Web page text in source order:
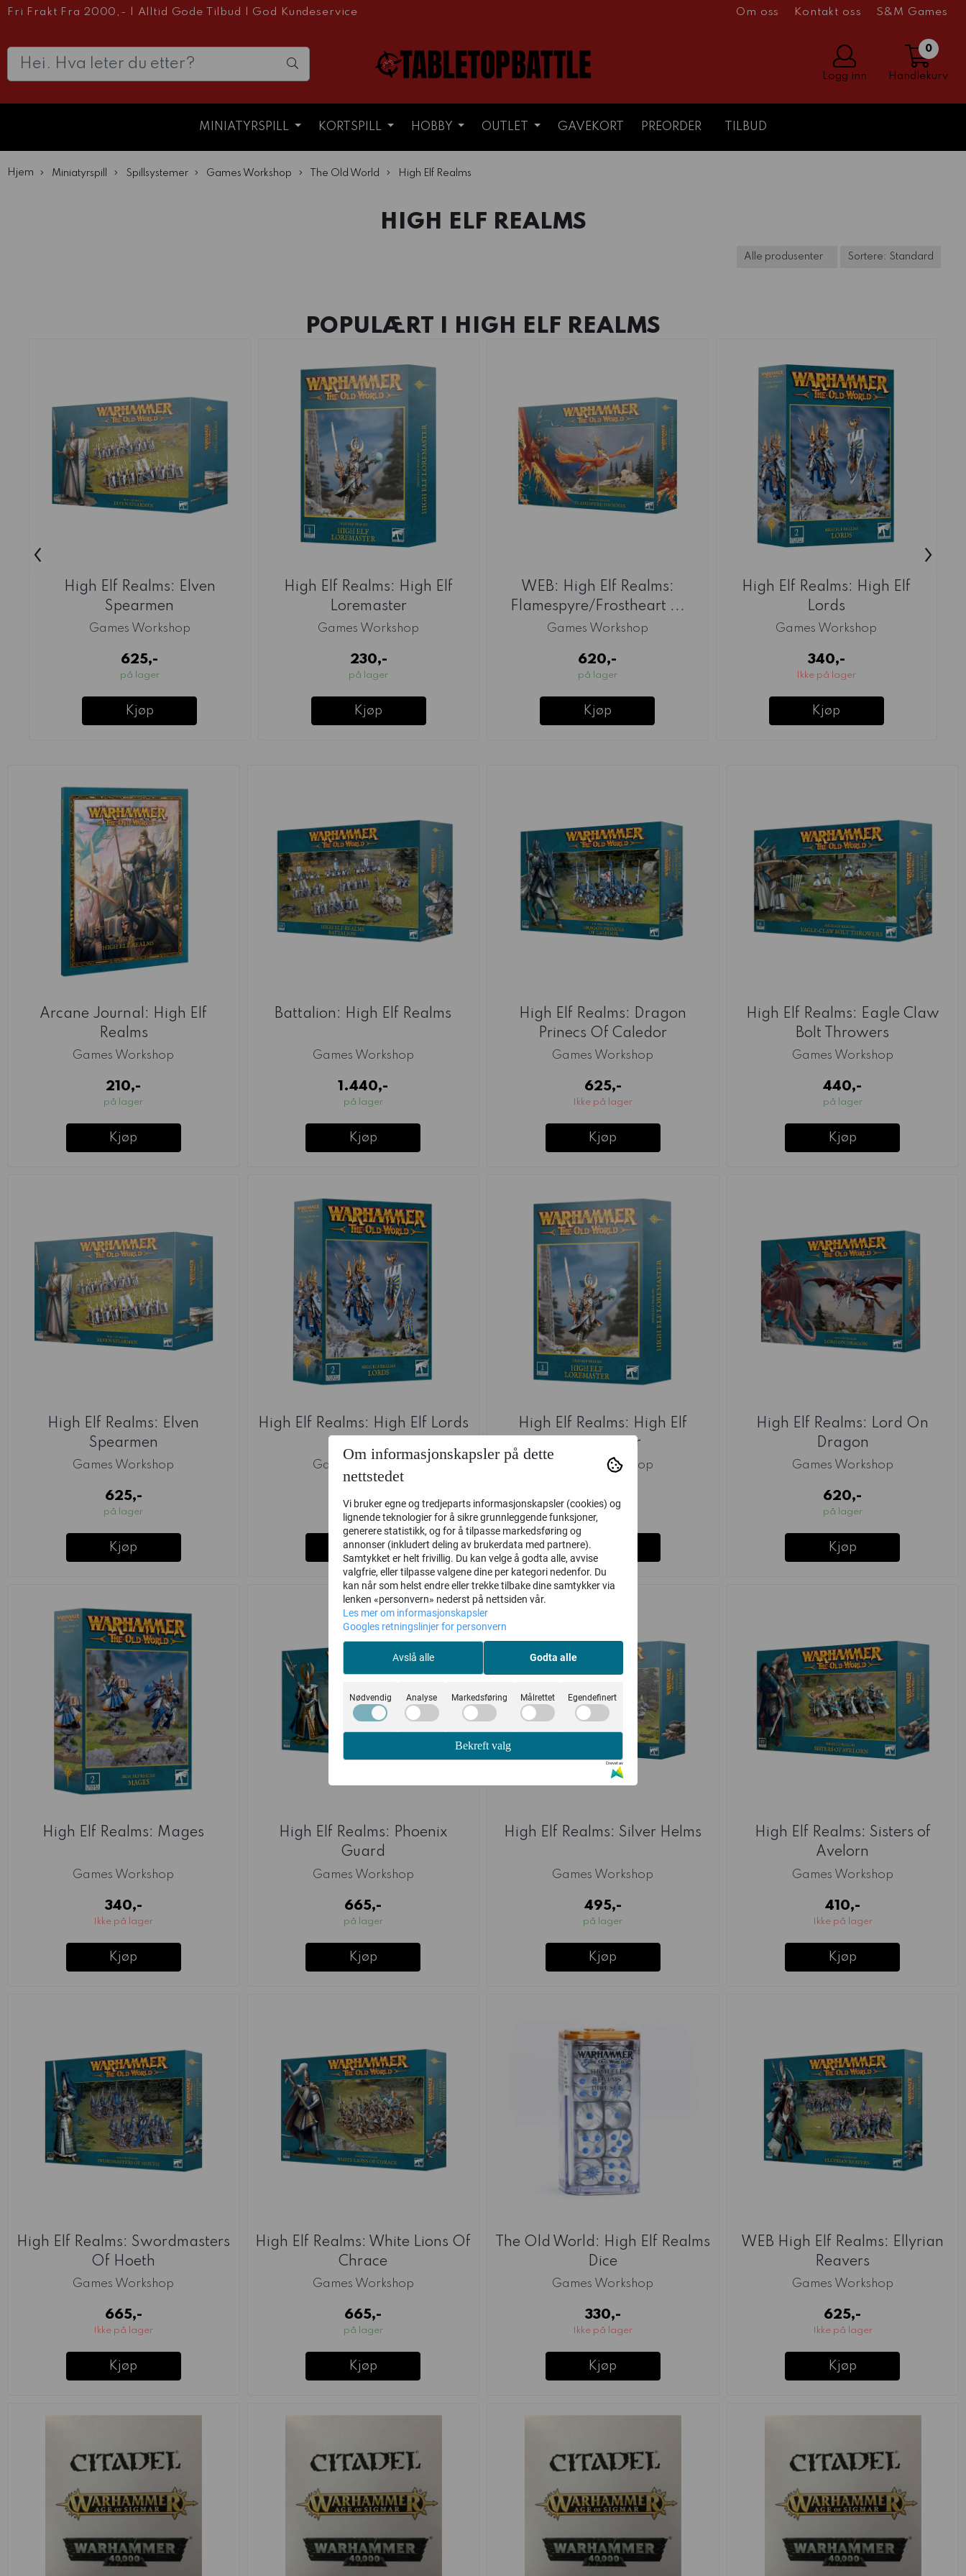
Fri Frakt Fra 2000,- Alltid Gode Tilbud God Kundeservice Om oss Kontakt oss S&M Games
Logg inn
0
Handlekurv
MINIATYRSPILL KORTSPILL HOBBY OUTLET GAVEKORT PREORDER TILBUD
Hjem Miniatyrspill Spillsystemer Games Workshop The Old World High Elf Realms
HIGH ELF REALMS
POPULÆRT I HIGH ELF REALMS
High Elf Realms: Elven
Spearmen
Games Workshop
625,-
på lager
Kjøp
High Elf Realms: High Elf
Loremaster
Games Workshop
230,-
på lager
Kjøp
WEB: High Elf Realms:
Flamespyre/Frostheart ...
Games Workshop
620,-
på lager
Kjøp
High Elf Realms: High Elf
Lords
Games Workshop
340,-
Ikke på lager
Kjøp
‹ ›
Arcane Journal: High Elf
Realms
Games Workshop
210,-
på lager
Kjøp
Battalion: High Elf Realms
Games Workshop
1.440,-
på lager
Kjøp
High Elf Realms: Dragon
Prinecs Of Caledor
Games Workshop
625,-
Ikke på lager
Kjøp
High Elf Realms: Eagle Claw
Bolt Throwers
Games Workshop
440,-
på lager
Kjøp
High Elf Realms: Elven
Spearmen
Games Workshop
625,-
på lager
Kjøp
High Elf Realms: High Elf Lords
Games Workshop
340,-
Ikke på lager
Kjøp
High Elf Realms: High Elf
Loremaster
Games Workshop
230,-
på lager
Kjøp
High Elf Realms: Lord On
Dragon
Games Workshop
620,-
på lager
Kjøp
High Elf Realms: Mages
Games Workshop
340,-
Ikke på lager
Kjøp
High Elf Realms: Phoenix
Guard
Games Workshop
665,-
på lager
Kjøp
High Elf Realms: Silver Helms
Games Workshop
495,-
på lager
Kjøp
High Elf Realms: Sisters of
Avelorn
Games Workshop
410,-
Ikke på lager
Kjøp
High Elf Realms: Swordmasters
Of Hoeth
Games Workshop
665,-
Ikke på lager
Kjøp
High Elf Realms: White Lions Of
Chrace
Games Workshop
665,-
på lager
Kjøp
The Old World: High Elf Realms
Dice
Games Workshop
330,-
Ikke på lager
Kjøp
WEB High Elf Realms: Ellyrian
Reavers
Games Workshop
625,-
Ikke på lager
Kjøp
Om informasjonskapsler på dette
nettstedet
Vi bruker egne og tredjeparts informasjonskapsler (cookies) og
lignende teknologier for å sikre grunnleggende funksjoner,
generere statistikk, og for å tilpasse markedsføring og
annonser (inkludert deling av brukerdata med partnere).
Samtykket er helt frivillig. Du kan velge å godta alle, avvise
valgfrie, eller tilpasse valgene dine per kategori nedenfor. Du
kan når som helst endre eller trekke tilbake dine samtykker via
lenken «personvern» nederst på nettsiden vår.
Les mer om informasjonskapsler
Googles retningslinjer for personvern
Avslå alle Godta alle
Nødvendig Analyse Markedsføring Målrettet Egendefinert
Bekreft valg
Drevet av